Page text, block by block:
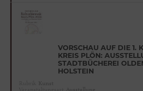
VORSCHAU AUF DIE 1.
KREIS PLÖN:
STADTBÜCHEREI
HOLSTEIN